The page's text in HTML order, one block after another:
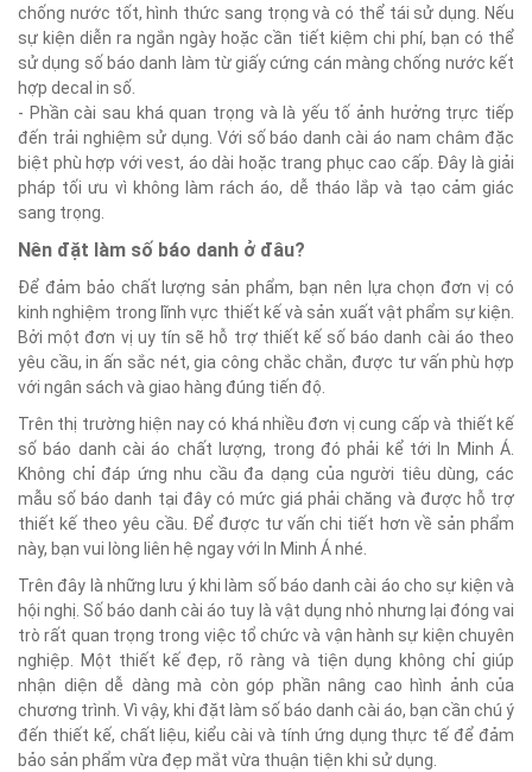
chống nước tốt, hình thức sang trọng và có thể tái sử dụng. Nếu
sự kiện diễn ra ngắn ngày hoặc cần tiết kiệm chi phí, bạn có thể
sử dụng số báo danh làm từ giấy cứng cán màng chống nước kết
hợp decal in số.
- Phần cài sau khá quan trọng và là yếu tố ảnh hưởng trực tiếp
đến trải nghiệm sử dụng. Với số báo danh cài áo nam châm đặc
biệt phù hợp với vest, áo dài hoặc trang phục cao cấp. Đây là giải
pháp tối ưu vì không làm rách áo, dễ tháo lắp và tạo cảm giác
sang trọng.
Nên đặt làm số báo danh ở đâu?
Để đảm bảo chất lượng sản phẩm, bạn nên lựa chọn đơn vị có
kinh nghiệm trong lĩnh vực thiết kế và sản xuất vật phẩm sự kiện.
Bởi một đơn vị uy tín sẽ hỗ trợ thiết kế số báo danh cài áo theo
yêu cầu, in ấn sắc nét, gia công chắc chắn, được tư vấn phù hợp
với ngân sách và giao hàng đúng tiến độ.
Trên thị trường hiện nay có khá nhiều đơn vị cung cấp và thiết kế
số báo danh cài áo chất lượng, trong đó phải kể tới In Minh Á.
Không chỉ đáp ứng nhu cầu đa dạng của người tiêu dùng, các
mẫu số báo danh tại đây có mức giá phải chăng và được hỗ trợ
thiết kế theo yêu cầu. Để được tư vấn chi tiết hơn về sản phẩm
này, bạn vui lòng liên hệ ngay với In Minh Á nhé.
Trên đây là những lưu ý khi làm số báo danh cài áo cho sự kiện và
hội nghị. Số báo danh cài áo tuy là vật dụng nhỏ nhưng lại đóng vai
trò rất quan trọng trong việc tổ chức và vận hành sự kiện chuyên
nghiệp. Một thiết kế đẹp, rõ ràng và tiện dụng không chỉ giúp
nhận diện dễ dàng mà còn góp phần nâng cao hình ảnh của
chương trình. Vì vậy, khi đặt làm số báo danh cài áo, bạn cần chú ý
đến thiết kế, chất liệu, kiểu cài và tính ứng dụng thực tế để đảm
bảo sản phẩm vừa đẹp mắt vừa thuận tiện khi sử dụng.